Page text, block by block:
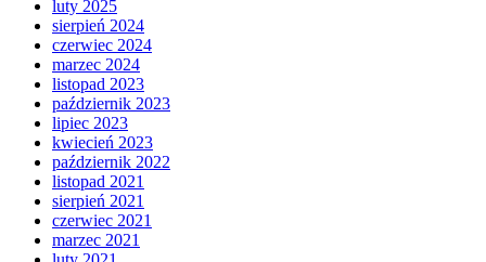
luty 2025
sierpień 2024
czerwiec 2024
marzec 2024
listopad 2023
październik 2023
lipiec 2023
kwiecień 2023
październik 2022
listopad 2021
sierpień 2021
czerwiec 2021
marzec 2021